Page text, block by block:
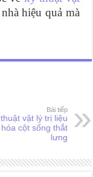
hiệu quả mà
Bài tiếp
vật lý trị liệu
cột sống thắt
lưng